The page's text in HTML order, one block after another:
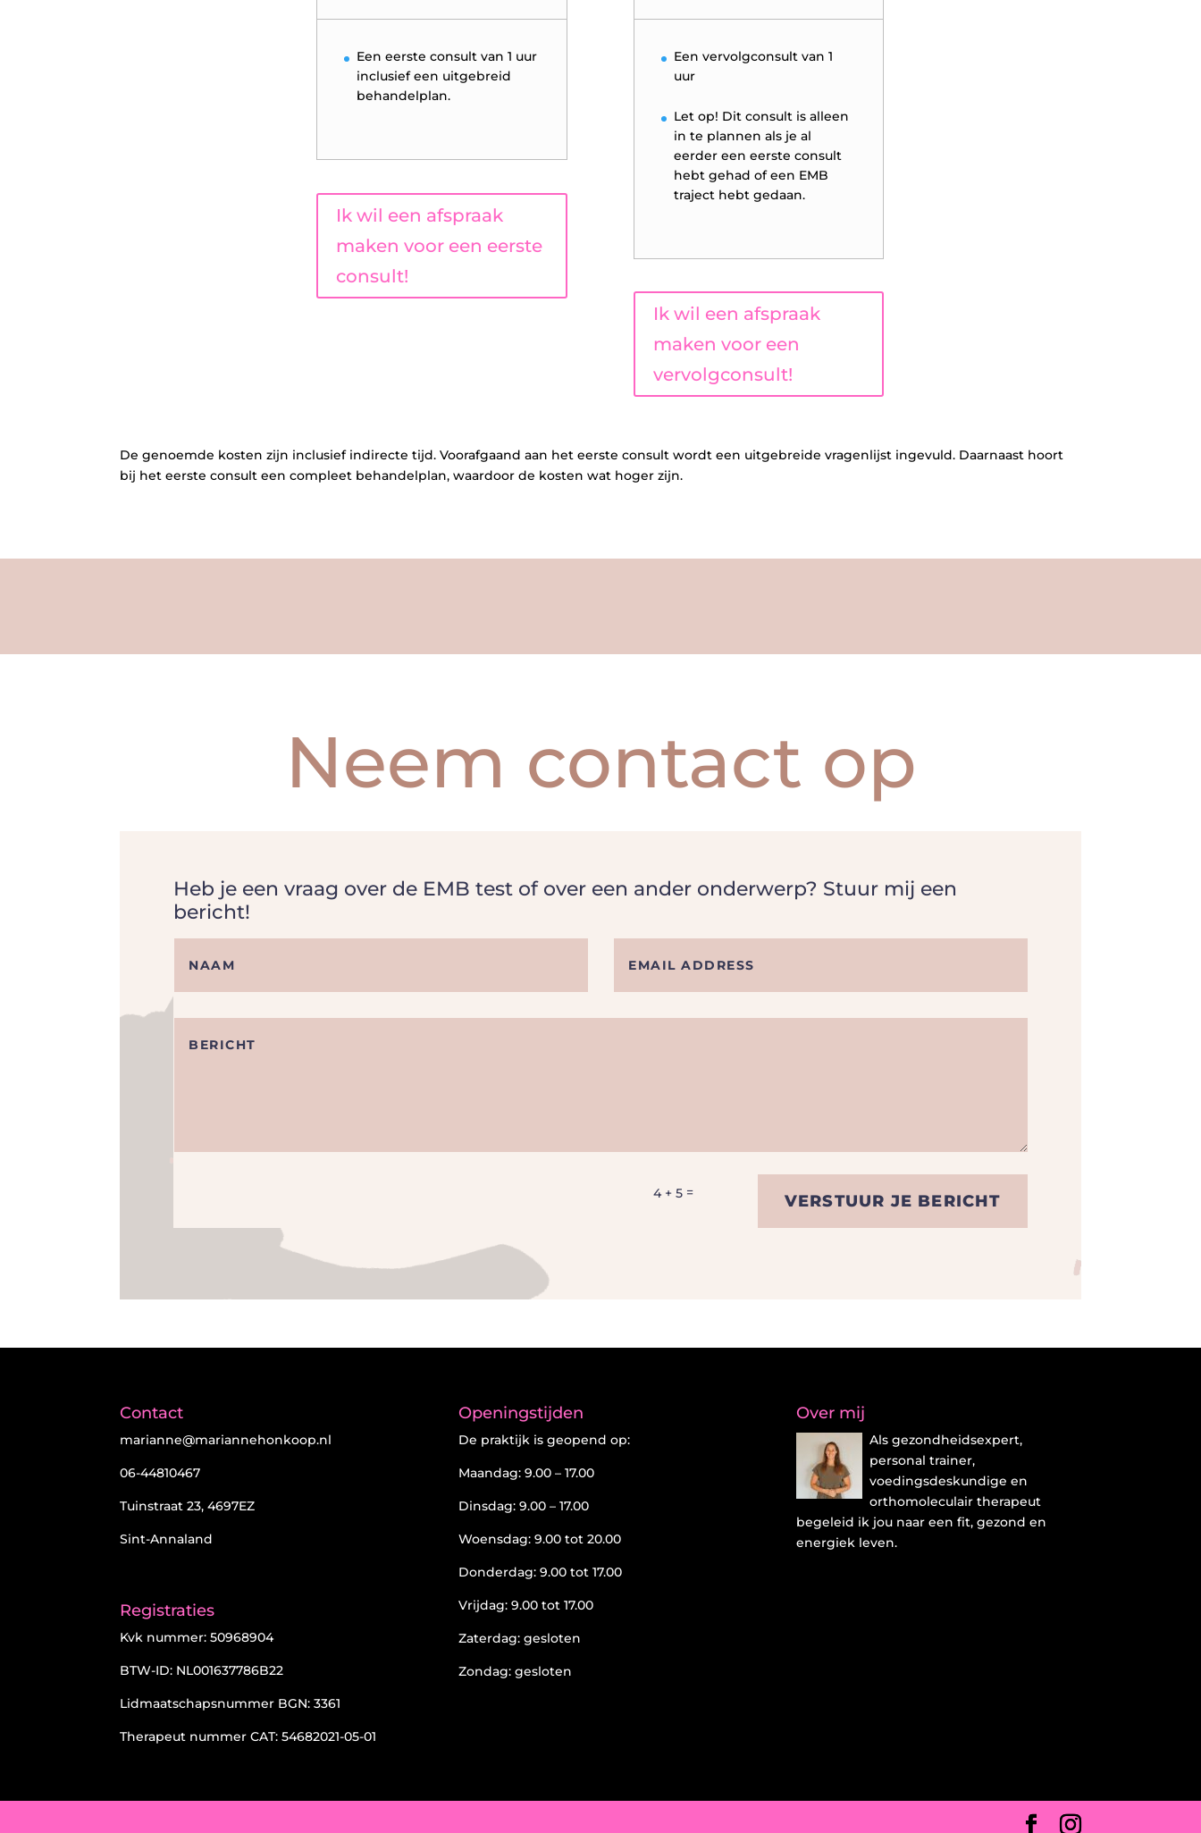
Een eerste consult van 1 uur
inclusief een uitgebreid
behandelplan.
Ik wil een afspraak
maken voor een eerste
consult!
Een vervolgconsult van 1
uur
Let op! Dit consult is alleen
in te plannen als je al
eerder een eerste consult
hebt gehad of een EMB
traject hebt gedaan.
Ik wil een afspraak
maken voor een
vervolgconsult!
De genoemde kosten zijn inclusief indirecte tijd. Voorafgaand aan het eerste consult wordt een uitgebreide vragenlijst ingevuld. Daarnaast hoort
bij het eerste consult een compleet behandelplan, waardoor de kosten wat hoger zijn.
Neem contact op
Heb je een vraag over de EMB test of over een ander onderwerp? Stuur mij een
bericht!
4 + 5= VERSTUUR JE BERICHT
Contact
marianne@mariannehonkoop.nl
06-44810467
Tuinstraat 23, 4697EZ
Sint-Annaland
Registraties
Kvk nummer: 50968904
BTW-ID: NL001637786B22
Lidmaatschapsnummer BGN: 3361
Therapeut nummer CAT: 54682021-05-01
Openingstijden
De praktijk is geopend op:
Maandag: 9.00 – 17.00
Dinsdag: 9.00 – 17.00
Woensdag: 9.00 tot 20.00
Donderdag: 9.00 tot 17.00
Vrijdag: 9.00 tot 17.00
Zaterdag: gesloten
Zondag: gesloten
Over mij
Als gezondheidsexpert,
personal trainer,
voedingsdeskundige en
orthomoleculair therapeut
begeleid ik jou naar een fit, gezond en
energiek leven.